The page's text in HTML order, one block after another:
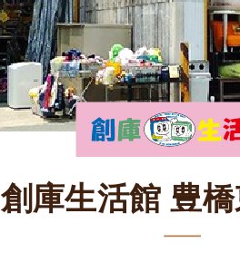
創庫生活館 豊